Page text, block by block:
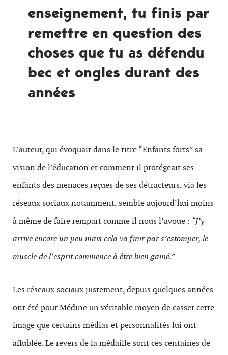
enseignement, tu finis par
remettre en question des
choses que tu as défendu
bec et ongles durant des
années
L’auteur, qui évoquait dans le titre “Enfants forts” sa
vision de l’éducation et comment il protégeait ses
enfants des menaces reçues de ses détracteurs, via les
réseaux sociaux notamment, semble aujourd’hui moins
à même de faire rempart comme il nous l’avoue : “J’y
arrive encore un peu mais cela va finir par s’estomper, le
muscle de l’esprit commence à être bien gainé.”
Les réseaux sociaux justement, depuis quelques années
ont été pour Médine un véritable moyen de casser cette
image que certains médias et personnalités lui ont
affublée. Le revers de la médaille sont ces centaines de